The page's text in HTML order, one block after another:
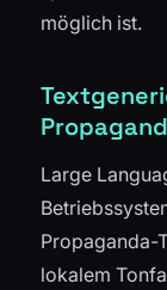
möglich ist.
Large
Propaganda-
lokalem